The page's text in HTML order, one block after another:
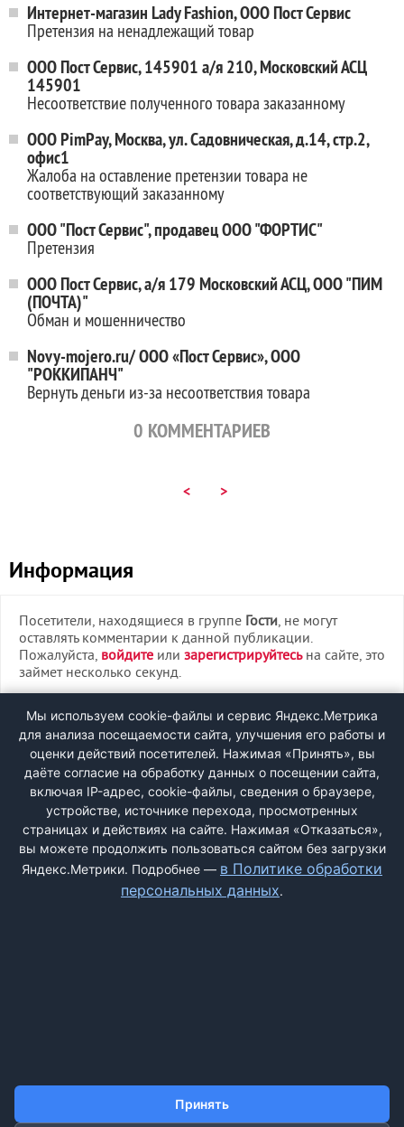
Интернет-магазин Lady Fashion, ООО Пост Сервис
Претензия на ненадлежащий товар
ООО Пост Сервис, 145901 а/я 210, Московский АСЦ
145901
Несоответствие полученного товара заказанному
OOO PimPay, Москва, ул. Садовническая, д.14, стр.2,
офис1
Жалоба на оставление претензии товара не
соответствующий заказанному
ООО "Пост Сервис", продавец ООО "ФОРТИС"
Претензия
ООО Пост Сервис, а/я 179 Московский АСЦ, ООО "ПИМ
(ПОЧТА)"
Обман и мошенничество
Novy-mojero.ru/ ООО «Пост Сервис», ООО
"РОККИПАНЧ"
Вернуть деньги из-за несоответствия товара
0 КОММЕНТАРИЕВ
< >
Информация
Посетители, находящиеся в группе Гости, не могут
оставлять комментарии к данной публикации.
Пожалуйста, войдите или зарегистрируйтесьна сайте, это
займет несколько секунд.
ВХОД
РЕГИСТРАЦИЯ
Быстрая регистрациячерез соцсети:
ПОЛИТИКА ОБРАБОТКИ ПЕРСОНАЛЬНЫХ ДАННЫХ
Мы используем cookie-файлы и сервис Яндекс.Метрика
для анализа посещаемости сайта, улучшения его работы и
оценки действий посетителей. Нажимая «Принять», вы
даёте согласие на обработку данных о посещении сайта,
включая IP-адрес, cookie-файлы, сведения о браузере,
устройстве, источнике перехода, просмотренных
страницах и действиях на сайте. Нажимая «Отказаться»,
вы можете продолжить пользоваться сайтом без загрузки
Яндекс.Метрики. Подробнее — в Политике обработки
персональных данных.
Принять